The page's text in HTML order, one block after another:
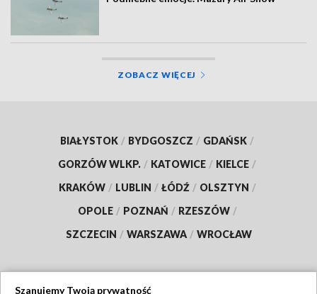
ZOBACZ WIĘCEJ
BIAŁYSTOK / BYDGOSZCZ / GDAŃSK /
GORZÓW WLKP. / KATOWICE / KIELCE /
KRAKÓW / LUBLIN / ŁÓDŹ / OLSZTYN /
OPOLE / POZNAŃ / RZESZÓW /
SZCZECIN / WARSZAWA / WROCŁAW
Szanujemy Twoją prywatność